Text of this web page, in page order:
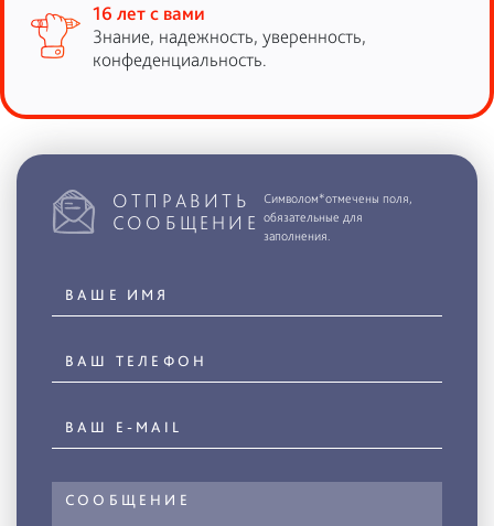
16 лет с вами
Знание, надежность, уверенность,
конфеденциальность.
ОТПРАВИТЬ
СООБЩЕНИЕ
Символом*отмечены поля,
обязательные для
заполнения.